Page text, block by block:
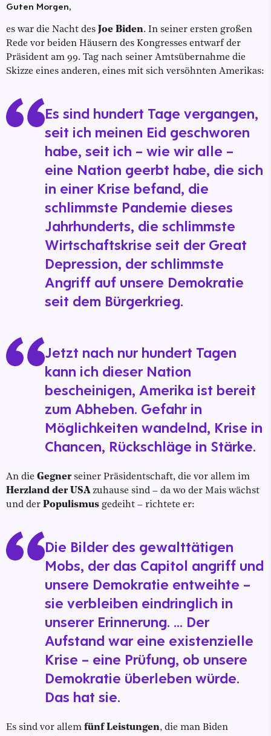
Guten Morgen,
es war die Nacht des Joe Biden. In seiner ersten großen
Rede vor beiden Häusern des Kongresses entwarf der
Präsident am 99. Tag nach seiner Amtsübernahme die
Skizze eines anderen, eines mit sich versöhnten Amerikas:
Es sind hundert Tage vergangen,
seit ich meinen Eid geschworen
habe, seit ich – wie wir alle –
eine Nation geerbt habe, die sich
in einer Krise befand, die
schlimmste Pandemie dieses
Jahrhunderts, die schlimmste
Wirtschaftskrise seit der Great
Depression, der schlimmste
Angriff auf unsere Demokratie
seit dem Bürgerkrieg.
Jetzt nach nur hundert Tagen
kann ich dieser Nation
bescheinigen, Amerika ist bereit
zum Abheben. Gefahr in
Möglichkeiten wandelnd, Krise in
Chancen, Rückschläge in Stärke.
An die Gegner seiner Präsidentschaft, die vor allem im
Herzland der USAzuhause sind – da wo der Mais wächst
und der Populismus gedeiht – richtete er:
Die Bilder des gewalttätigen
Mobs, der das Capitol angriff und
unsere Demokratie entweihte –
sie verbleiben eindringlich in
unserer Erinnerung. ... Der
Aufstand war eine existenzielle
Krise – eine Prüfung, ob unsere
Demokratie überleben würde.
Das hat sie.
Es sind vor allem fünf Leistungen, die man Biden